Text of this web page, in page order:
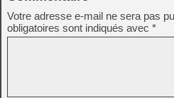
Votre adresse e-mail ne sera pas
obligatoires sont indiqués avec *